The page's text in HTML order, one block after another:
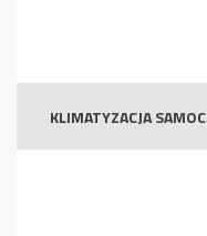
KLIMATYZACJA